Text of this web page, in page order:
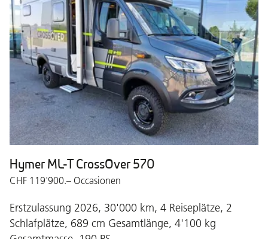
Hymer ML-T CrossOver 570
CHF 119'900.– Occasionen
Erstzulassung 2026, 30'000 km, 4 Reiseplätze, 2
Schlafplätze, 689 cm Gesamtlänge, 4'100 kg